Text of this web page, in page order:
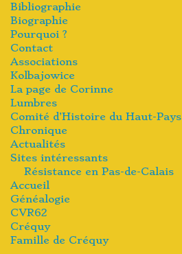
Bibliographie
Biographie
Pourquoi ?
Contact
Associations
Kolbajowice
La page de Corinne
Lumbres
Comité d’Histoire du Haut-Pays
Chronique
Actualités
Sites intéressants
Résistance en Pas-de-Calais
Accueil
Généalogie
CVR62
Créquy
Famille de Créquy